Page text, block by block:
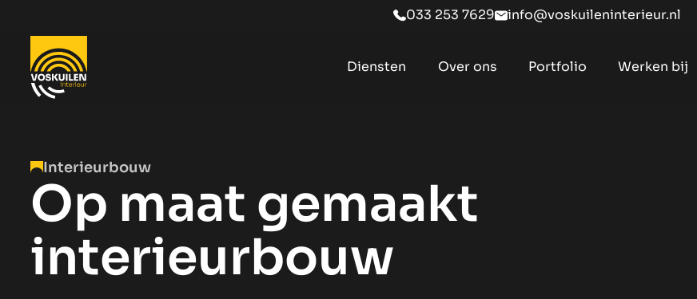
033 253 7629 info@voskuileninterieur.nl
Diensten Over ons Portfolio Werken bij
Interieurbouw
Op maat gemaakt
interieurbouw